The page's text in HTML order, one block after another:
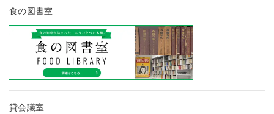
食の図書室
貸会議室